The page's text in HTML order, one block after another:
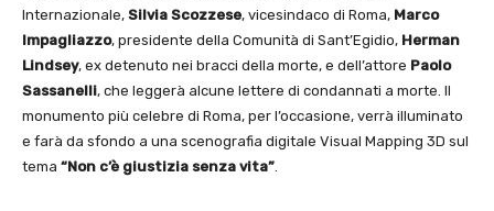
Internazionale, Silvia Scozzese, vicesindaco di Roma, Marco
Impagliazzo, presidente della Comunità di Sant’Egidio, Herman
Lindsey, ex detenuto nei bracci della morte, e dell’attore Paolo
Sassanelli, che leggerà alcune lettere di condannati a morte. Il
monumento più celebre di Roma, per l’occasione, verrà illuminato
e farà da sfondo a una scenografia digitale Visual Mapping 3D sul
tema “Non c’è giustizia senza vita”.